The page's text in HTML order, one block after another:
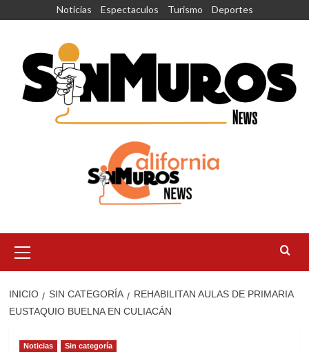
Noticias Espectaculos Turismo Deportes
principal
INICIO SIN CATEGORÍA
REHABILITAN AULAS DE PRIMARIA
EUSTAQUIO BUELNA EN CULIACÁN
Noticias Sin categoría